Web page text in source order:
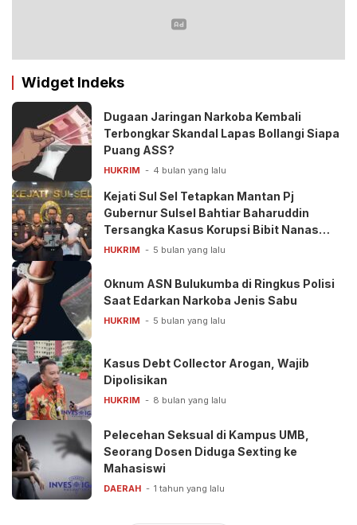
Widget Indeks
Dugaan Jaringan Narkoba Kembali
Terbongkar Skandal Lapas Bollangi Siapa
Puang ASS?
HUKRIM 4 bulan yang lalu
Kejati Sul Sel Tetapkan Mantan Pj
Gubernur Sulsel Bahtiar Baharuddin
Tersangka Kasus Korupsi Bibit Nanas
Rp50 Miliar
HUKRIM 5 bulan yang lalu
Oknum ASN Bulukumba di Ringkus Polisi
Saat Edarkan Narkoba Jenis Sabu
HUKRIM 5 bulan yang lalu
Kasus Debt Collector Arogan, Wajib
Dipolisikan
HUKRIM 8 bulan yang lalu
Pelecehan Seksual di Kampus UMB,
Seorang Dosen Diduga Sexting ke
Mahasiswi
DAERAH 1 tahun yang lalu